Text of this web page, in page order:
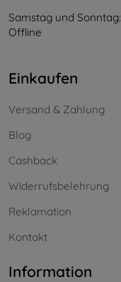
Samstag und Sonntag:
Offline
Einkaufen
Versand & Zahlung
Blog
Cashback
Widerrufsbelehrung
Reklamation
Kontakt
Information